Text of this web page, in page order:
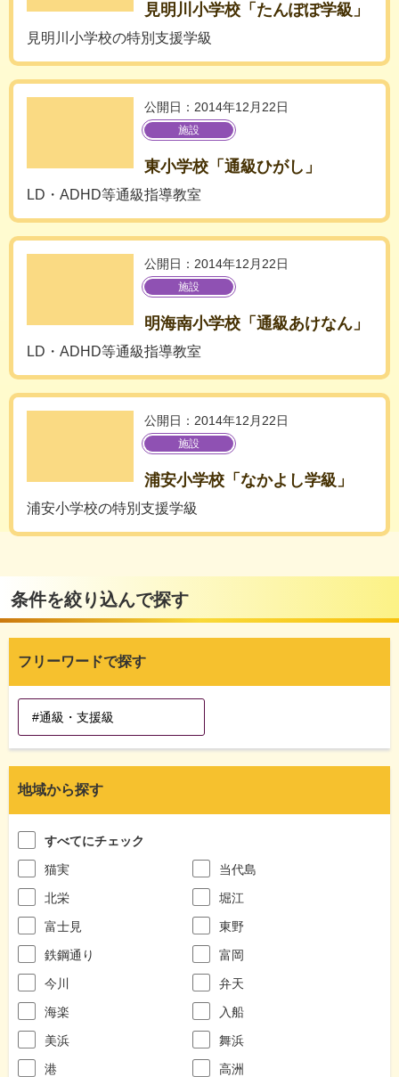
見明川小学校「たんぽぽ学級」
見明川小学校の特別支援学級
公開日：2014年12月22日
施設
東小学校「通級ひがし」
LD・ADHD等通級指導教室
公開日：2014年12月22日
施設
明海南小学校「通級あけなん」
LD・ADHD等通級指導教室
公開日：2014年12月22日
施設
浦安小学校「なかよし学級」
浦安小学校の特別支援学級
条件を絞り込んで探す
フリーワードで探す
地域から探す
すべてにチェック
猫実
当代島
北栄
堀江
富士見
東野
鉄鋼通り
富岡
今川
弁天
海楽
入船
美浜
舞浜
港
高洲